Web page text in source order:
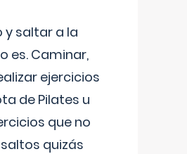
saltar a la
es. Caminar,
ejercicios
de Pilates u
que no
quizás